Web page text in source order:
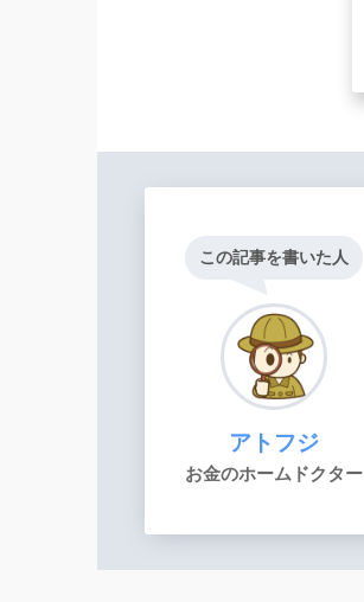
この記事を書いた人
アトフジ
お金のホームドクター